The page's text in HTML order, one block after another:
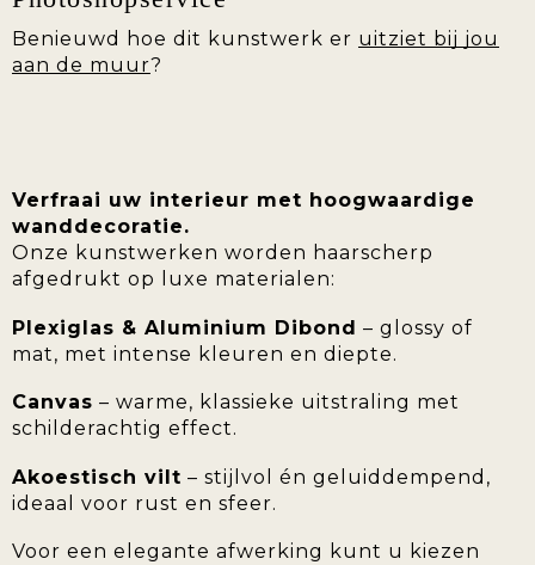
Benieuwd hoe dit kunstwerk er uitziet bij jou
aan de muur?
Verfraai uw interieur met hoogwaardige
wanddecoratie.
Onze kunstwerken worden haarscherp
afgedrukt op luxe materialen:
Plexiglas & Aluminium Dibond – glossy of
mat, met intense kleuren en diepte.
Canvas – warme, klassieke uitstraling met
schilderachtig effect.
Akoestisch vilt – stijlvol én geluiddempend,
ideaal voor rust en sfeer.
Voor een elegante afwerking kunt u kiezen